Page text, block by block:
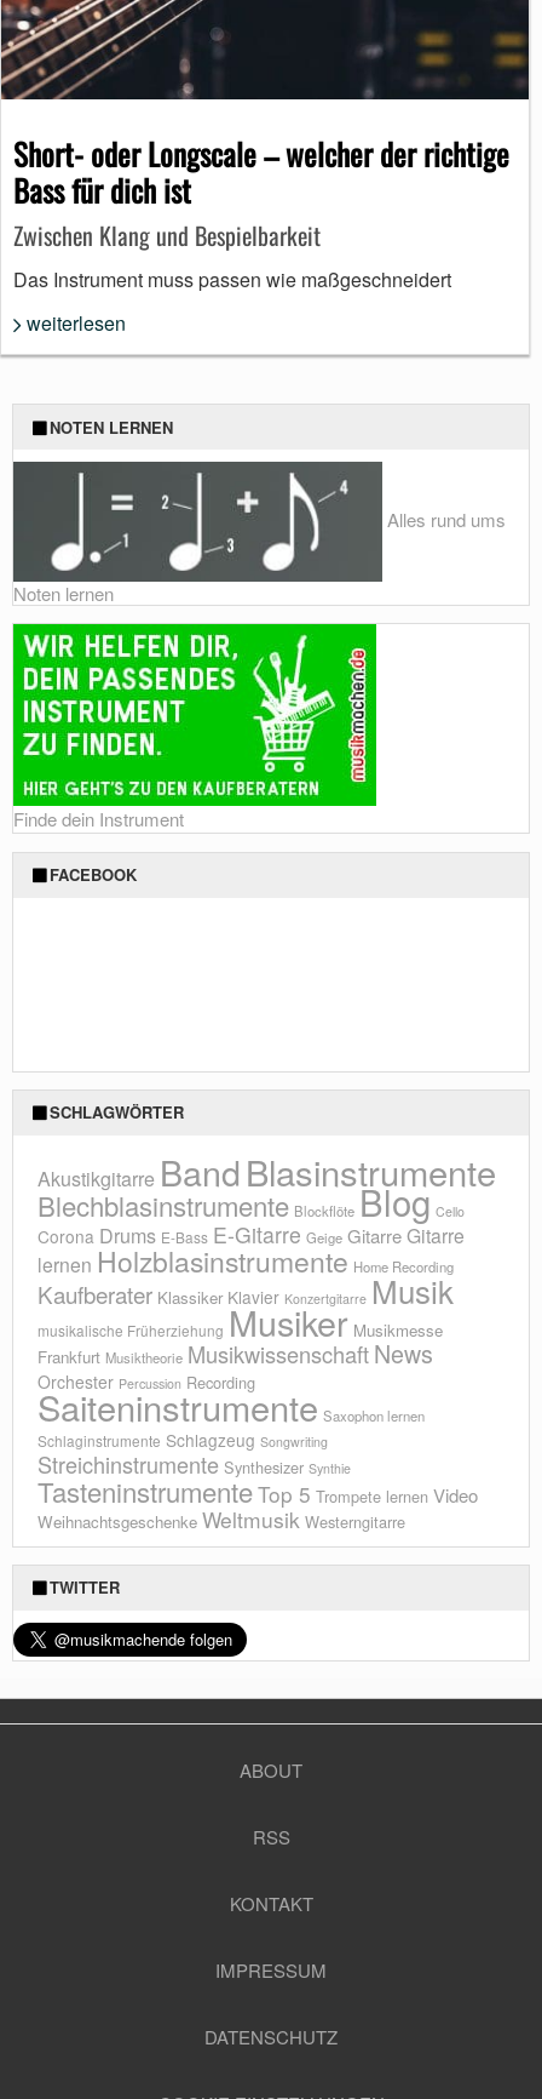
Short- oder Longscale – welcher der richtige
Bass für dich ist
Zwischen Klang und Bespielbarkeit
Das Instrument muss passen wie maßgeschneidert
weiterlesen
NOTEN LERNEN
Alles rund ums
Noten lernen
Finde dein Instrument
FACEBOOK
SCHLAGWÖRTER
Akustikgitarre BandBlasinstrumente
Blechblasinstrumente Blockflöte Blog Cello
Corona Drums E-Bass E-Gitarre Geige GitarreGitarre
lernen Holzblasinstrumente Home Recording
Kaufberater Klassiker Klavier Konzertgitarre Musik
musikalische Früherziehung Musiker Musikmesse
Frankfurt Musiktheorie MusikwissenschaftNews
Orchester Percussion Recording
Saiteninstrumente Saxophon lernen
Schlaginstrumente Schlagzeug Songwriting
Streichinstrumente Synthesizer Synthie
TasteninstrumenteTop 5 Trompete lernen Video
Weihnachtsgeschenke Weltmusik Westerngitarre
TWITTER
ABOUT
RSS
KONTAKT
IMPRESSUM
DATENSCHUTZ